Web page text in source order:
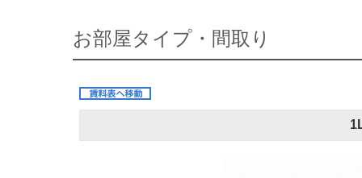
お部屋タイプ・間取り